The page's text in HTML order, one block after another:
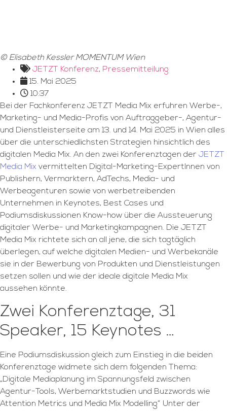
© Elisabeth Kessler MOMENTUM Wien
JETZT Konferenz, Pressemitteilung
15. Mai 2025
10:37
Bei der Fachkonferenz JETZT Media Mix erfuhren Werbe-,
Marketing- und Media-Profis von Auftraggeber-, Agentur-
und Dienstleisterseite am 13. und 14. Mai 2025 in Wien alles
über die unterschiedlichsten Strategien hinsichtlich des
digitalen Media Mix. An den zwei Konferenztagen der JETZT
Media Mix vermittelten Digital-Marketing-ExpertInnen von
Publishern, Vermarktern, AdTechs, Media- und
Werbeagenturen sowie von werbetreibenden
Unternehmen in Keynotes, Best Cases und
Podiumsdiskussionen Know-how über die Aussteuerung
digitaler Werbe- und Marketingkampagnen. Die JETZT
Media Mix richtete sich an all jene, die sich tagtäglich
überlegen, auf welche digitalen Medien- und Werbekanäle
sie in der Bewerbung von Produkten und Dienstleistungen
setzen sollen und wie der ideale digitale Media Mix
aussehen könnte.
Zwei Konferenztage, 31
Speaker, 15 Keynotes …
Eine Podiumsdiskussion gleich zum Einstieg in die beiden
Konferenztage widmete sich dem folgenden Thema:
„Digitale Mediaplanung im Spannungsfeld zwischen
Agentur-Tools, Werbemarktstudien und Buzzwords wie
Attention Metrics und Media Mix Modelling“ Unter der